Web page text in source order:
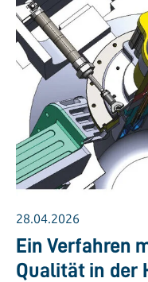
28.04.2026
Ein Verfahren
Qualität in der